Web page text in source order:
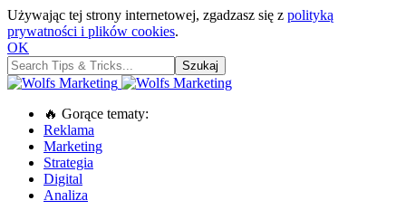
Używając tej strony internetowej, zgadzasz się z polityką
prywatności i plików cookies.
OK
🔥 Gorące tematy:
Reklama
Marketing
Strategia
Digital
Analiza